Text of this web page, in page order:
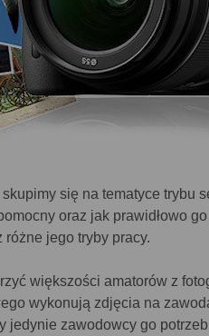
się na tematyce trybu
oraz jak prawidłowo
różne jego tryby pracy.
większości amatorów z
wykonują zdjęcia na
jedynie zawodowcy go